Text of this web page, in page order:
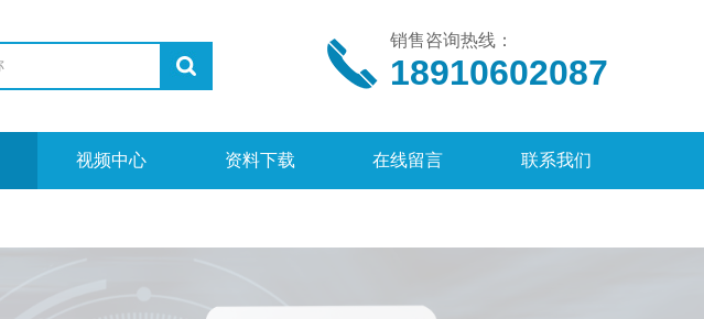
销售咨询热线：
18910602087
视频中心 资料下载 在线留言 联系我们